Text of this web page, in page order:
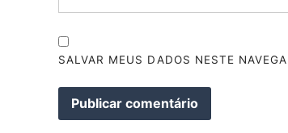
SALVAR MEUS DADOS NESTE